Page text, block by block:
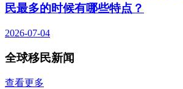
民最多的时候有哪些特点？
2026-07-04
全球移民新闻
查看更多